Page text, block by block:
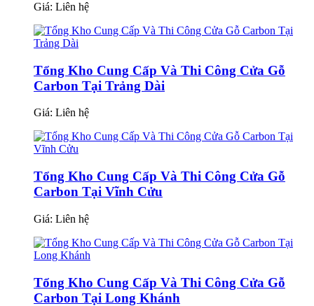
Giá: Liên hệ
Tổng Kho Cung Cấp Và Thi Công Cửa Gỗ
Carbon Tại Trảng Dài
Giá: Liên hệ
Tổng Kho Cung Cấp Và Thi Công Cửa Gỗ
Carbon Tại Vĩnh Cửu
Giá: Liên hệ
Tổng Kho Cung Cấp Và Thi Công Cửa Gỗ
Carbon Tại Long Khánh